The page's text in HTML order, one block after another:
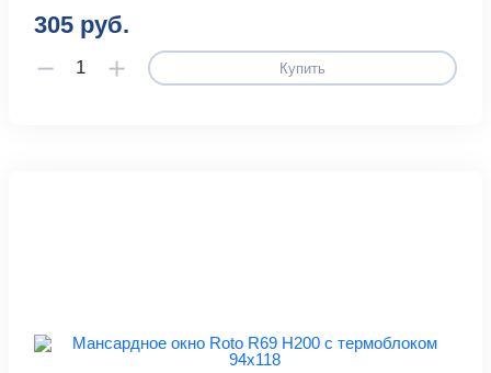
305 руб.
Купить